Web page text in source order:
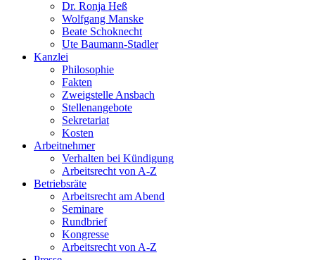
Dr. Ronja Heß
Wolfgang Manske
Beate Schoknecht
Ute Baumann-Stadler
Kanzlei
Philosophie
Fakten
Zweigstelle Ansbach
Stellenangebote
Sekretariat
Kosten
Arbeitnehmer
Verhalten bei Kündigung
Arbeitsrecht von A-Z
Betriebsräte
Arbeitsrecht am Abend
Seminare
Rundbrief
Kongresse
Arbeitsrecht von A-Z